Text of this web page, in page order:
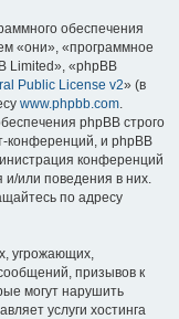
обеспечения
«они», «программное
Limited», «phpBB
Public License v2» (в
www.phpbb.com.
phpBB строго
конференций, и phpBB
конференций
и/или поведения в них.
по адресу
угрожающих,
призывов к
могут нарушить
услуги хостинга